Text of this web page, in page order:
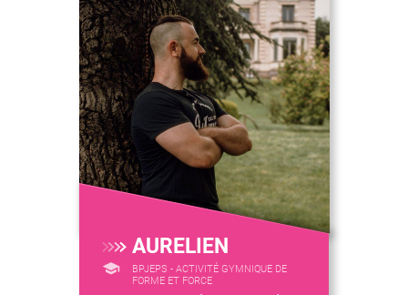
AURELIEN
BPJEPS - ACTIVITÉ GYMNIQUE DE
FORME ET FORCE